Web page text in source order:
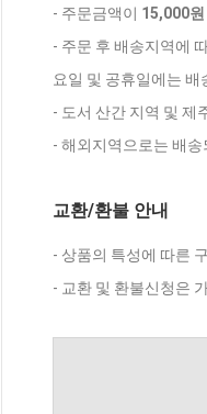
- 주문금액이 15,000
- 주문 후 배송지역에
요일 및 공휴일에는 배
- 도서 산간 지역 및 제
- 해외지역으로는 배송
교환/환불 안내
- 상품의 특성에 따른
- 교환 및 환불신청은